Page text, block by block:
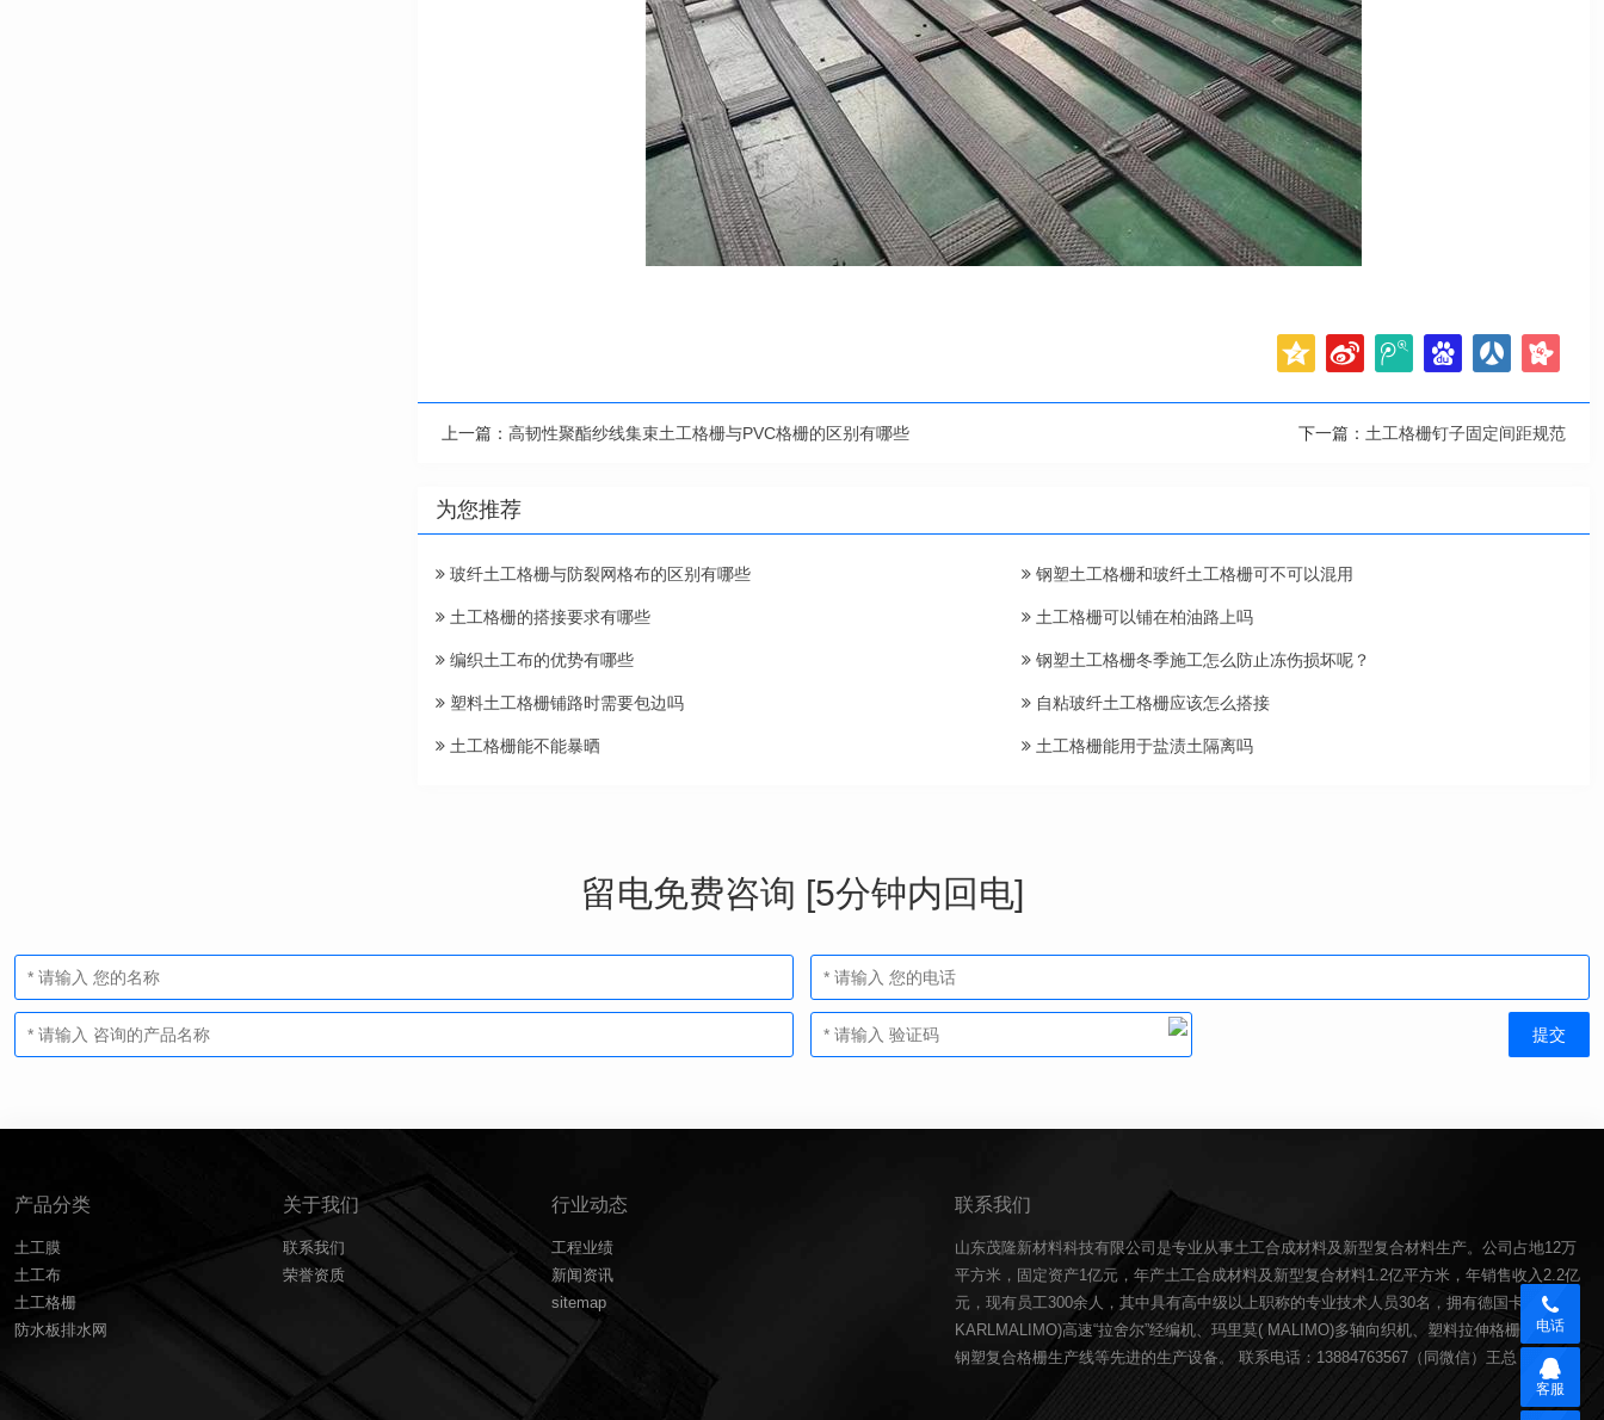
上一篇： 高韧性聚酯纱线集束土工格栅与PVC格栅的区别有哪些 下一篇： 土工格栅钉子固定间距规范
为您推荐
玻纤土工格栅与防裂网格布的区别有哪些 钢塑土工格栅和玻纤土工格栅可不可以混用
土工格栅的搭接要求有哪些 土工格栅可以铺在柏油路上吗
编织土工布的优势有哪些 钢塑土工格栅冬季施工怎么防止冻伤损坏呢？
塑料土工格栅铺路时需要包边吗 自粘玻纤土工格栅应该怎么搭接
土工格栅能不能暴晒 土工格栅能用于盐渍土隔离吗
留电免费咨询 [5分钟内回电]
产品分类
土工膜
土工布
土工格栅
防水板排水网
关于我们
联系我们
荣誉资质
行业动态
工程业绩
新闻资讯
sitemap
联系我们
山东茂隆新材料科技有限公司是专业从事土工合成材料及新型复合材料生产。公司占地12万
平方米，固定资产1亿元，年产土工合成材料及新型复合材料1.2亿平方米，年销售收入2.2亿
元，现有员工300余人，其中具有高中级以上职称的专业技术人员30名，拥有德国卡尔迈耶(
KARLMALIMO)高速“拉舍尔”经编机、玛里莫( MALIMO)多轴向织机、塑料拉伸格栅生产线、
钢塑复合格栅生产线等先进的生产设备。 联系电话：13884763567（同微信）王总
电话
客服